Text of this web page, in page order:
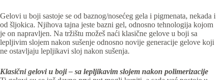
Gelovi u boji sastoje se od baznog/nosećeg gela i pigmenata, nekada i
od šljokica. Njihova tajna jeste bazni gel, odnosno tehnologija kojom
je on napravljen. Na tržištu možeš naći klasične gelove u boji sa
lepljivim slojem nakon sušenje odnosno novije generacije gelove koji
ne ostavljaju lepljikavi sloj nakon sušenja.
Klasični gelovi u boji – sa lepljikavim slojem nakon polimerizacije